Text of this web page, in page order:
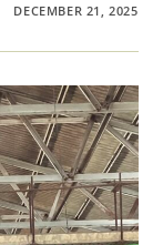
DECEMBER 21, 2025